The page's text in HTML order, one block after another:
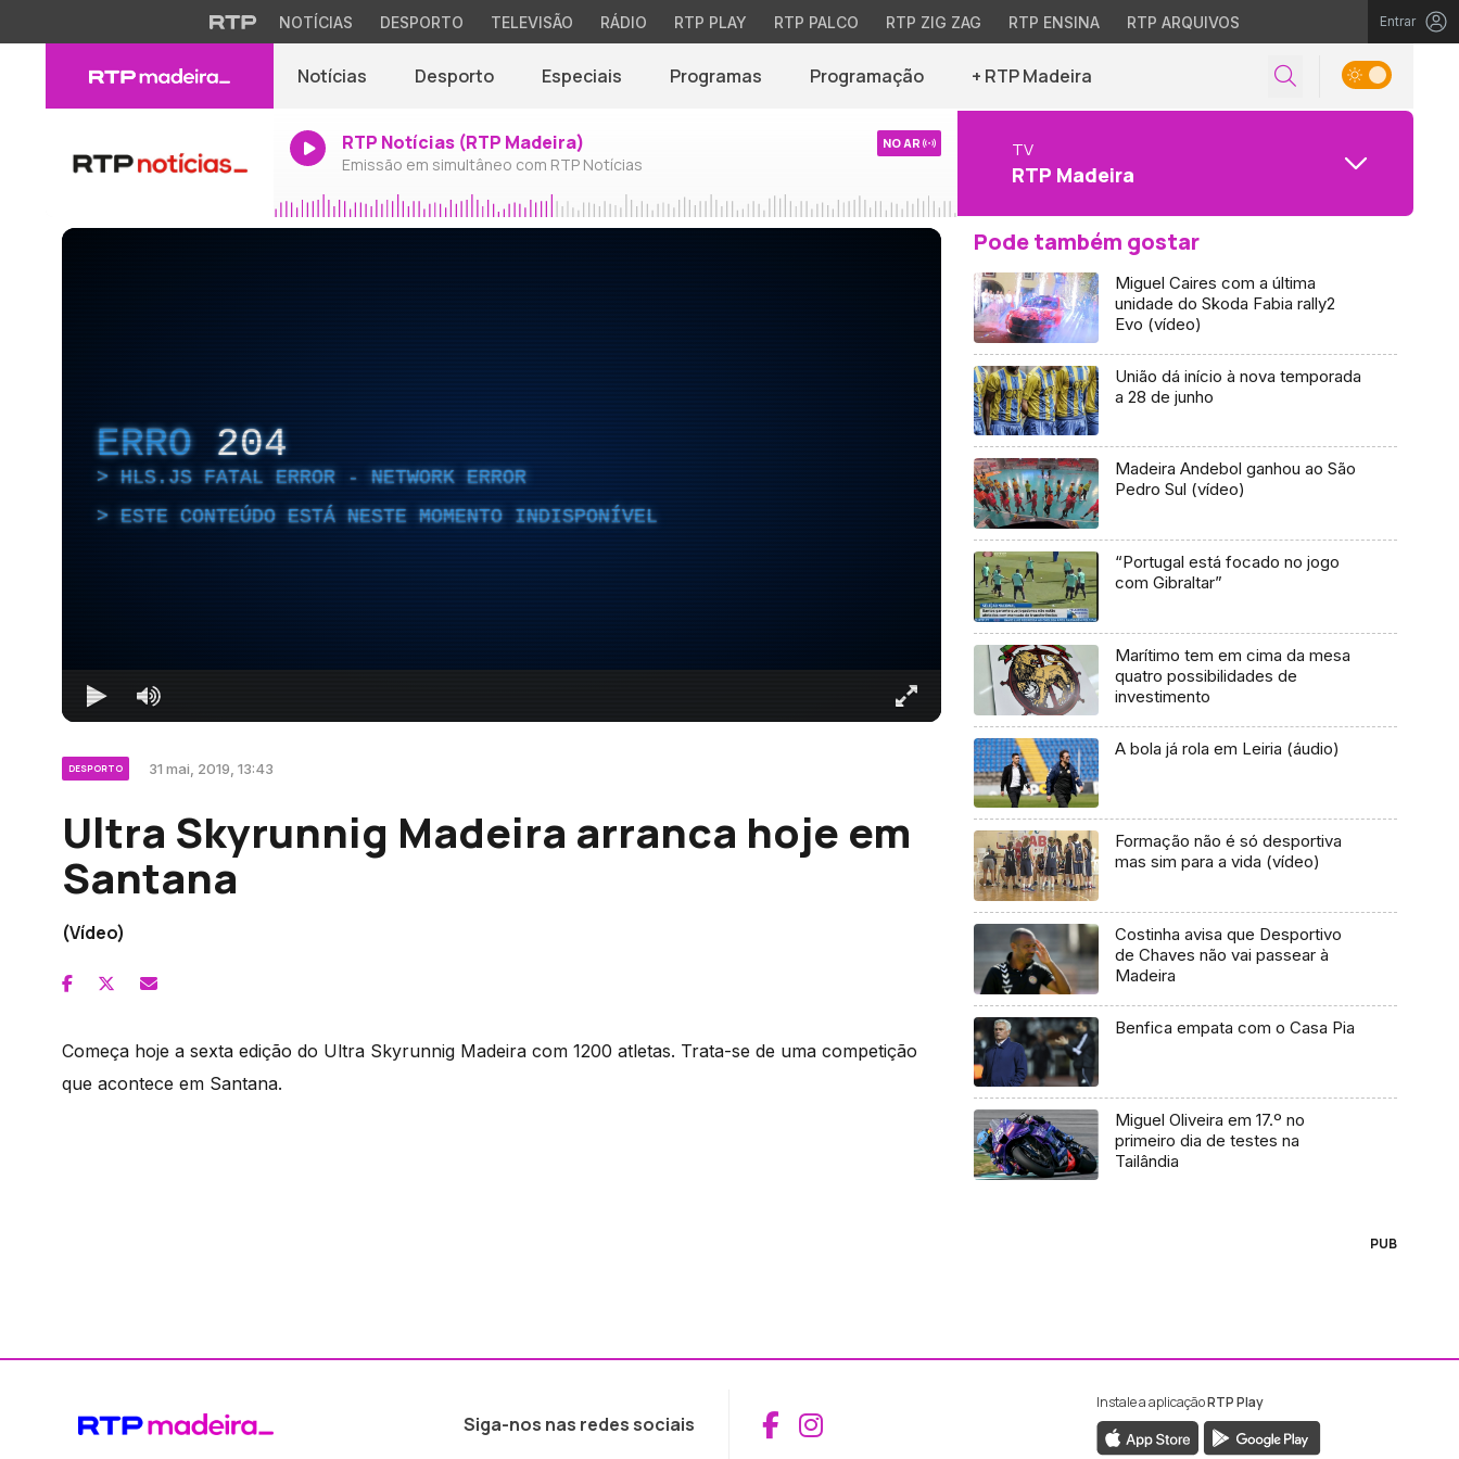
NOTÍCIAS DESPORTO TELEVISÃO RÁDIO RTP PLAY RTP PALCO RTP ZIG ZAG RTP ENSINA RTP ARQUIVOS Entrar
Notícias Desporto Especiais Programas Programação + RTP Madeira
RTP Notícias (RTP Madeira)
Emissão em simultâneo com RTP Notícias
NO AR TV
RTP Madeira
ERRO 204
HLS.JS FATAL ERROR - NETWORK ERROR
ESTE CONTEÚDO ESTÁ NESTE MOMENTO INDISPONÍVEL
DESPORTO 31 mai, 2019, 13:43
Ultra Skyrunnig Madeira arranca hoje em
Santana
(Vídeo)
Começa hoje a sexta edição do Ultra Skyrunnig Madeira com 1200 atletas. Trata-se de uma competição
que acontece em Santana.
Pode também gostar
Miguel Caires com a última
unidade do Skoda Fabia rally2
Evo (vídeo)
União dá início à nova temporada
a 28 de junho
Madeira Andebol ganhou ao São
Pedro Sul (vídeo)
“Portugal está focado no jogo
com Gibraltar”
Marítimo tem em cima da mesa
quatro possibilidades de
investimento
A bola já rola em Leiria (áudio)
Formação não é só desportiva
mas sim para a vida (vídeo)
Costinha avisa que Desportivo
de Chaves não vai passear à
Madeira
Benfica empata com o Casa Pia
Miguel Oliveira em 17.º no
primeiro dia de testes na
Tailândia
PUB
Siga-nos nas redes sociais Aceder ao Facebook da RTP Madeira
Aceder ao Instagram da RTP Madeira
Instale a aplicaçãoRTP Play